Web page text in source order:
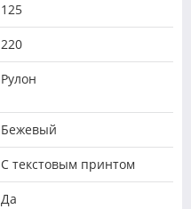
125
220
Рулон
Бежевый
С текстовым принтом
Да